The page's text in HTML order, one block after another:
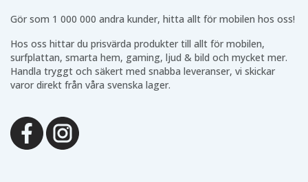
Acer TravelMate P276-M
Acer TravelMate P276-MG
Acer Aspire V5
Acer Aspire R5-471T
Acer Aspire V5-431
Gör som 1 000 000 andra kunder, hitta allt för mobilen hos oss!
Hos oss hittar du prisvärda produkter till allt för mobilen,
surfplattan, smarta hem, gaming, ljud & bild och mycket mer.
Handla tryggt och säkert med snabba leveranser, vi skickar
varor direkt från våra svenska lager.